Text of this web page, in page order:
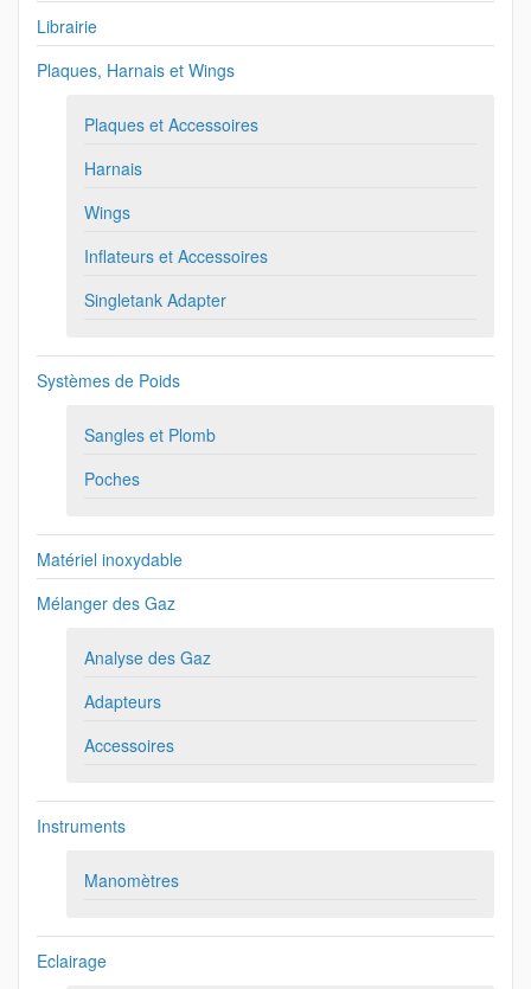
Librairie
Plaques, Harnais et Wings
Plaques et Accessoires
Harnais
Wings
Inflateurs et Accessoires
Singletank Adapter
Systèmes de Poids
Sangles et Plomb
Poches
Matériel inoxydable
Mélanger des Gaz
Analyse des Gaz
Adapteurs
Accessoires
Instruments
Manomètres
Eclairage